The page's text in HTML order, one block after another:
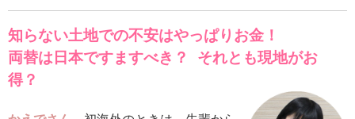
知らない土地での不安はやっぱりお金！
両替は日本ですますべき？ それとも現地がお
得？